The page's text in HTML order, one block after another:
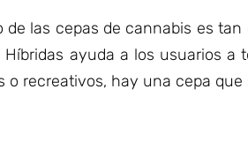
de las cepas de cannabis es
ayuda a los usuarios
o recreativos, hay una cepa